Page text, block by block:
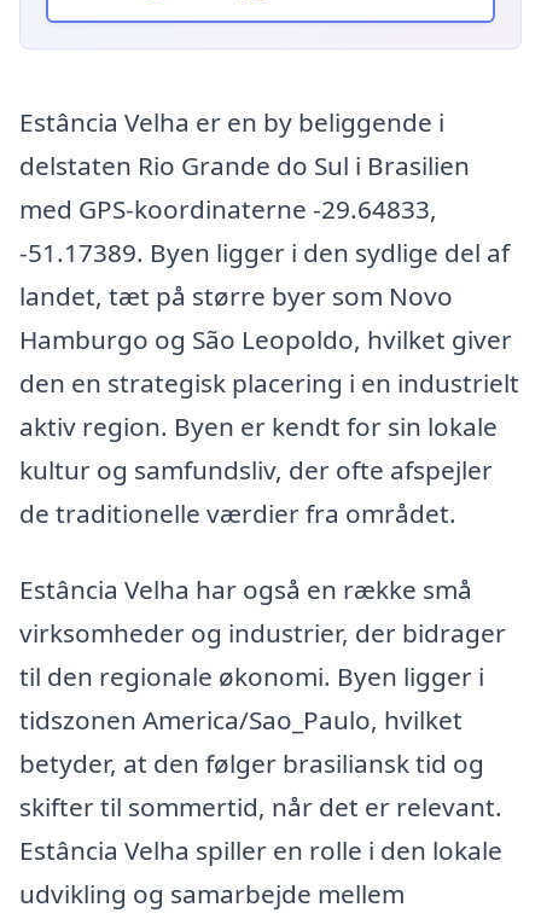
Estância Velha er en by beliggende i
delstaten Rio Grande do Sul i Brasilien
med GPS-koordinaterne -29.64833,
-51.17389. Byen ligger i den sydlige del af
landet, tæt på større byer som Novo
Hamburgo og São Leopoldo, hvilket giver
den en strategisk placering i en industrielt
aktiv region. Byen er kendt for sin lokale
kultur og samfundsliv, der ofte afspejler
de traditionelle værdier fra området.
Estância Velha har også en række små
virksomheder og industrier, der bidrager
til den regionale økonomi. Byen ligger i
tidszonen America/Sao_Paulo, hvilket
betyder, at den følger brasiliansk tid og
skifter til sommertid, når det er relevant.
Estância Velha spiller en rolle i den lokale
udvikling og samarbejde mellem